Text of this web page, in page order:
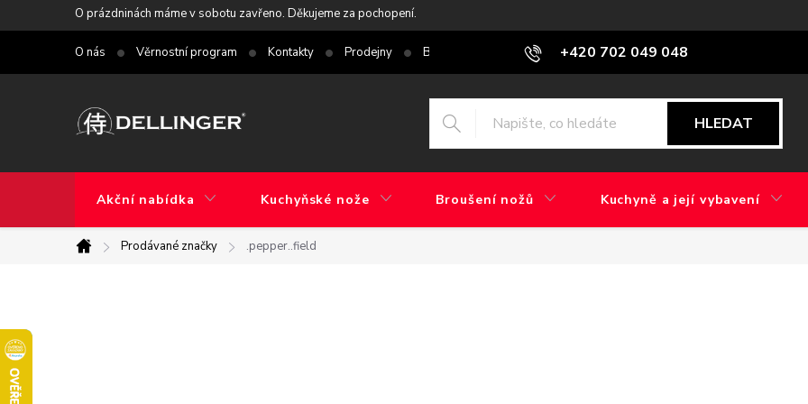
na
O prázdninách máme v sobotu zavřeno. Děkujeme za pochopení.
+420 702 049 048
O nás Věrnostní program Kontakty Prodejny Blog Jaký je rozdíl mezi továrním brusem a ručním broušením?
HLEDAT
Akční nabídka Kuchyňské nože Broušení nožů Kuchyně a její vybavení
Domů
Prodávané značky .pepper..field